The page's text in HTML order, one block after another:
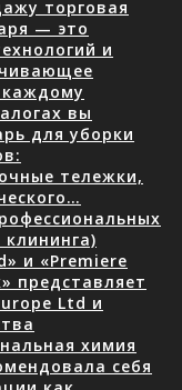
торговая
— это
и
вы
для уборки
тележки,
и «Premiere
представляет
Ltd и
химия
себя